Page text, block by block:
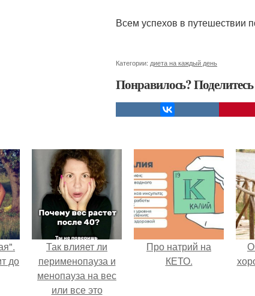
Всем успехов в путешествии
Категории: диета на каждый день
Понравилось?
до
Так влияет ли
перименопауза и
менопауза на вес
или все это
Про натрий на
КЕТО.